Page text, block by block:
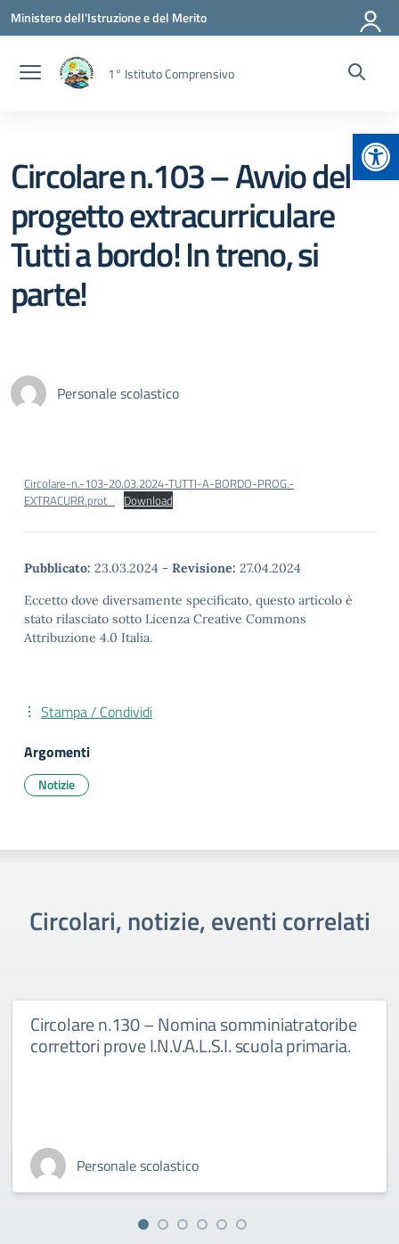
Vai ai contenuti
Vai al menu di navigazione
Vai al footer
Ministero dell'Istruzione e del Merito
1° Istituto Comprensivo
Circolare n.103 – Avvio del
progetto extracurriculare
Tutti a bordo! In treno, si
parte!
Personale scolastico
Circolare-n.-103-20.03.2024-TUTTI-A-BORDO-PROG.-
EXTRACURR.prot_
Download
Pubblicato: 23.03.2024 - Revisione: 27.04.2024
Eccetto dove diversamente specificato, questo articolo è
stato rilasciato sotto Licenza Creative Commons
Attribuzione 4.0 Italia.
Stampa / Condividi
Argomenti
Notizie
Circolari, notizie, eventi correlati
Circolare n.130 – Nomina somminiatratoribe
correttori prove I.N.V.A.L.S.I. scuola primaria.
Personale scolastico